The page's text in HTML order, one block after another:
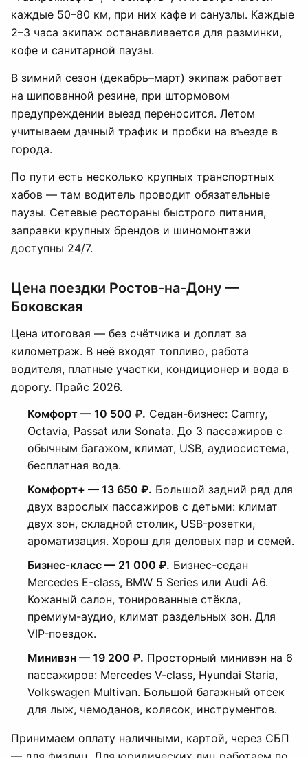
каждые 50–80 км, при них кафе и санузлы. Каждые
2–3 часа экипаж останавливается для разминки,
кофе и санитарной паузы.
В зимний сезон (декабрь–март) экипаж работает
на шипованной резине, при штормовом
предупреждении выезд переносится. Летом
учитываем дачный трафик и пробки на въезде в
города.
По пути есть несколько крупных транспортных
хабов — там водитель проводит обязательные
паузы. Сетевые рестораны быстрого питания,
заправки крупных брендов и шиномонтажи
доступны 24/7.
Цена поездки Ростов-на-Дону —
Боковская
Цена итоговая — без счётчика и доплат за
километраж. В неё входят топливо, работа
водителя, платные участки, кондиционер и вода в
дорогу. Прайс 2026.
Комфорт — 10 500 ₽. Седан-бизнес: Camry,
Octavia, Passat или Sonata. До 3 пассажиров с
обычным багажом, климат, USB, аудиосистема,
бесплатная вода.
Комфорт+ — 13 650 ₽. Большой задний ряд для
двух взрослых пассажиров с детьми: климат
двух зон, складной столик, USB-розетки,
ароматизация. Хорош для деловых пар и семей.
Бизнес-класс — 21 000 ₽. Бизнес-седан
Mercedes E-class, BMW 5 Series или Audi A6.
Кожаный салон, тонированные стёкла,
премиум-аудио, климат раздельных зон. Для
VIP-поездок.
Минивэн — 19 200 ₽. Просторный минивэн на 6
пассажиров: Mercedes V-class, Hyundai Staria,
Volkswagen Multivan. Большой багажный отсек
для лыж, чемоданов, колясок, инструментов.
Принимаем оплату наличными, картой, через СБП